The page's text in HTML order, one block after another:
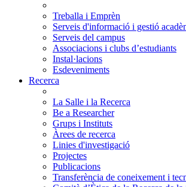
Treballa i Emprèn
Serveis d'informació i gestió
Serveis del campus
Associacions i clubs d’estudiants
Instal·lacions
Esdeveniments
Recerca
La Salle i la Recerca
Be a Researcher
Grups i Instituts
Àrees de recerca
Linies d'investigació
Projectes
Publicacions
Transferència de coneixement i